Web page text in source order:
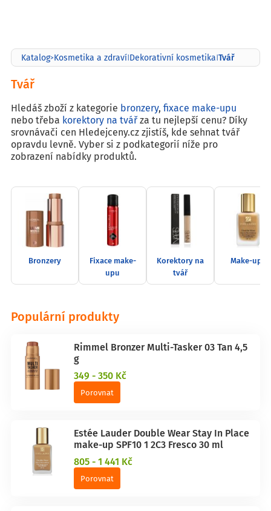
Katalog>Kosmetika a zdraví|Dekorativní kosmetika|Tvář
Tvář
Hledáš zboží z kategorie bronzery, fixace make-upu
nebo třeba korektory na tvářza tu nejlepší cenu? Díky
srovnávači cen Hledejceny.cz zjistíš, kde sehnat tvář
opravdu levně. Vyber si z podkategorií níže pro
zobrazení nabídky produktů.
Bronzery
Fixace make-
upu
Korektory na
tvář
Make-upy
Populární produkty
Rimmel Bronzer Multi-Tasker 03 Tan 4,5
g
349 - 350 Kč
Porovnat
Estée Lauder Double Wear Stay In Place
make-up SPF10 1 2C3 Fresco 30 ml
805 - 1 441 Kč
Porovnat